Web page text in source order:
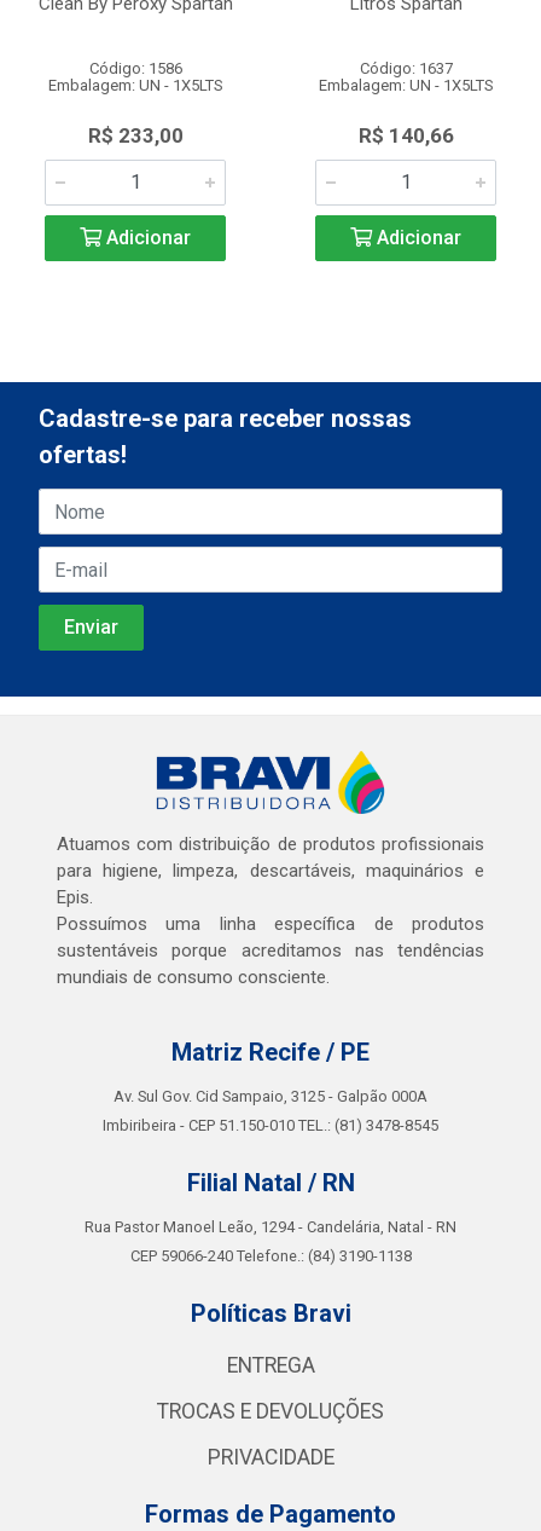
Código: 1586
Embalagem: UN - 1X5LTS
R$ 233,00
Adicionar
Código: 1637
Embalagem: UN - 1X5LTS
R$ 140,66
Adicionar
Cadastre-se para receber nossas
ofertas!
Atuamos com distribuição de produtos profissionais
para higiene, limpeza, descartáveis, maquinários e
Epis.
Possuímos uma linha específica de produtos
sustentáveis porque acreditamos nas tendências
mundiais de consumo consciente.
Matriz Recife / PE
Av. Sul Gov. Cid Sampaio, 3125 - Galpão 000A
Imbiribeira - CEP 51.150-010 TEL.: (81) 3478-8545
Filial Natal / RN
Rua Pastor Manoel Leão, 1294 - Candelária, Natal - RN
CEP 59066-240 Telefone.: (84) 3190-1138
Políticas Bravi
ENTREGA
TROCAS E DEVOLUÇÕES
PRIVACIDADE
Formas de Pagamento